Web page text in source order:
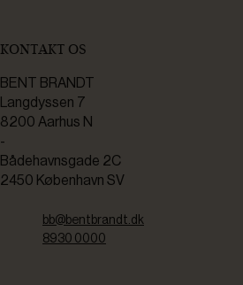
KONTAKT OS
BENT BRANDT
Langdyssen 7
8200 Aarhus N
-
Bådehavnsgade 2C
2450 København SV
bb@bentbrandt.dk
8930 0000